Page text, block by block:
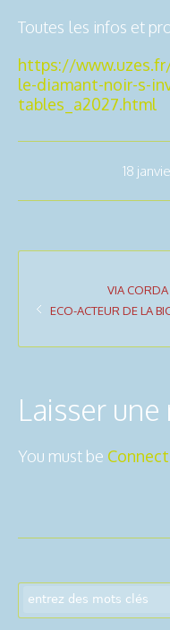
Toutes les infos et
https://
le-diamant-noir-s-
tables_a2027.html
18
VIA
ECO-ACTEUR DE LA
Laisser
You must be